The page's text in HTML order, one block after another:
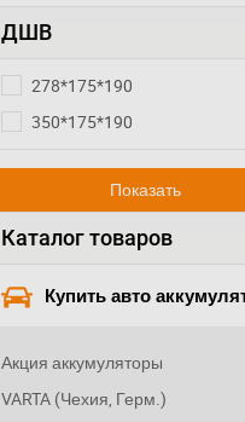
ДШВ
278*175*190
350*175*190
Показать
Каталог товаров
Купить авто
Акция аккумуляторы
VARTA (Чехия, Герм.)